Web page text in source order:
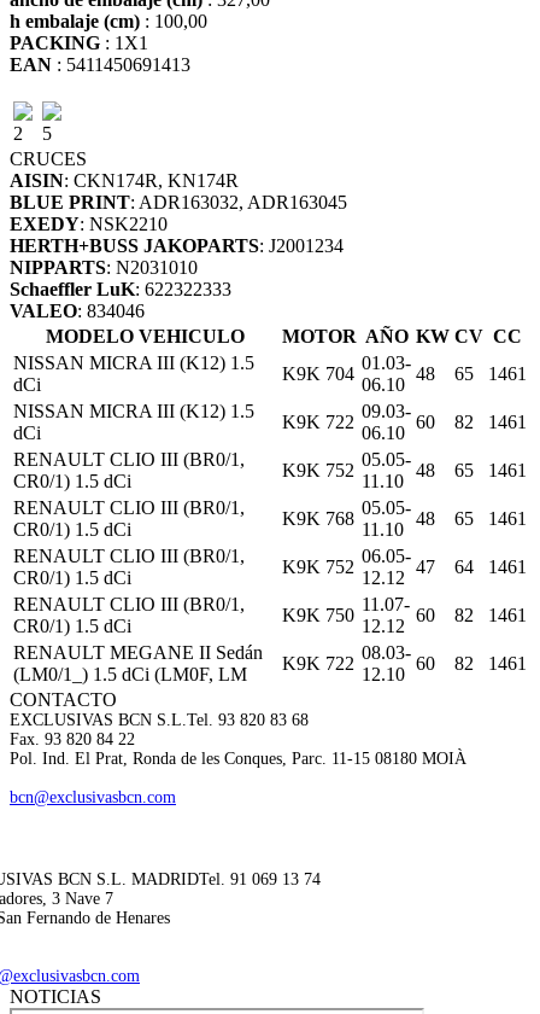
h embalaje (cm) : 100,00
PACKING : 1X1
EAN : 5411450691413
2
5
CRUCES
AISIN: CKN174R, KN174R
BLUE PRINT: ADR163032, ADR163045
EXEDY: NSK2210
HERTH+BUSS JAKOPARTS: J2001234
NIPPARTS: N2031010
Schaeffler LuK: 622322333
VALEO: 834046
MODELO VEHICULO
MOTOR AÑO KW CV CC
NISSAN MICRA III (K12) 1.5
dCi
K9K 704
01.03-
06.10
48 65
1461
NISSAN MICRA III (K12) 1.5
dCi
K9K 722
09.03-
06.10
60 82
1461
RENAULT CLIO III (BR0/1,
CR0/1) 1.5 dCi
K9K 752
05.05-
11.10
48 65
1461
RENAULT CLIO III (BR0/1,
CR0/1) 1.5 dCi
K9K 768
05.05-
11.10
48 65
1461
RENAULT CLIO III (BR0/1,
CR0/1) 1.5 dCi
K9K 752
06.05-
12.12
47 64
1461
RENAULT CLIO III (BR0/1,
CR0/1) 1.5 dCi
K9K 750
11.07-
12.12
60 82
1461
RENAULT MEGANE II Sedán
(LM0/1_) 1.5 dCi (LM0F, LM
K9K 722
08.03-
12.10
60 82
1461
CONTACTO
EXCLUSIVAS BCN S.L. Tel. 93 820 83 68
Fax. 93 820 84 22
Pol. Ind. El Prat, Ronda de les Conques, Parc. 11-15 08180 MOIÀ
bcn@exclusivasbcn.com
BCN S.L. MADRIDTel. 91 069 13 74
3 Nave 7
Fernando de Henares
NOTICIAS